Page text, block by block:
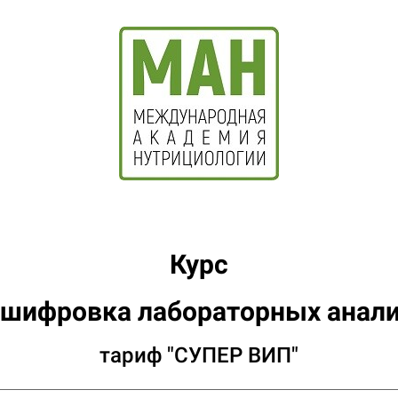
Курс
лабораторных
тариф "СУПЕР ВИП"